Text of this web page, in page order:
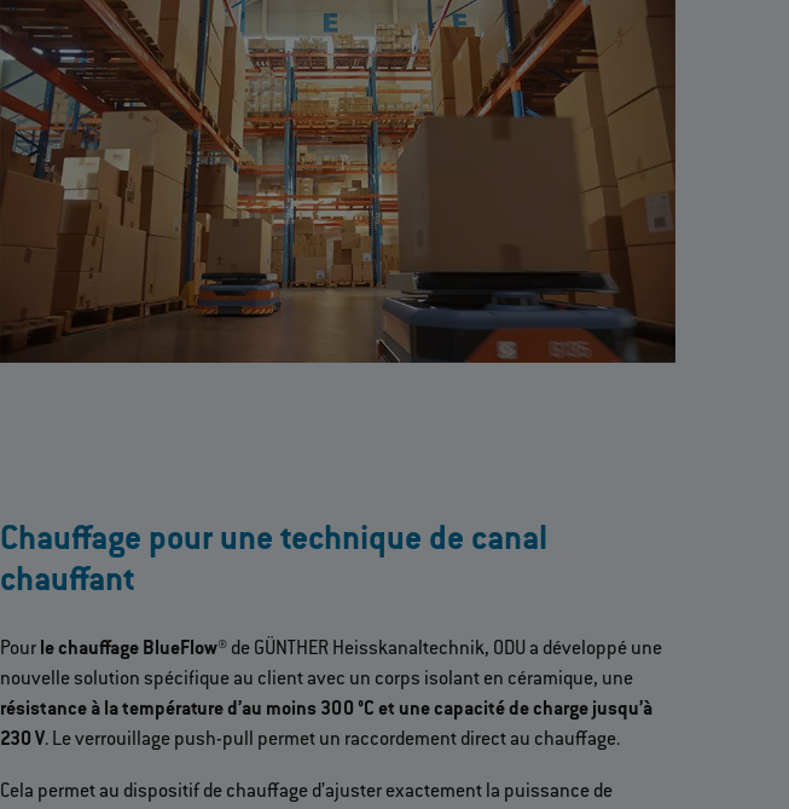
Chauffage pour une technique de canal
chauffant
Pour le chauffage BlueFlow® de GÜNTHER Heisskanaltechnik, ODU a développé une
nouvelle solution spécifique au client avec un corps isolant en céramique, une
résistance à la température d’au moins 300 °C et une capacité de charge jusqu’à
230 V. Le verrouillage push-pull permet un raccordement direct au chauffage.
Cela permet au dispositif de chauffage d’ajuster exactement la puissance de